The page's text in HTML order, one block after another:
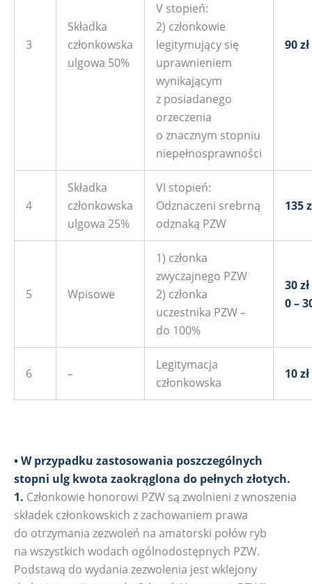
3
Składka
członkowska
ulgowa 50%
V stopień:
2) członkowie
legitymujący się
uprawnieniem
wynikającym
z posiadanego
orzeczenia
o znacznym stopniu
niepełnosprawności
90 zł
4
Składka
członkowska
ulgowa 25%
VI stopień:
Odznaczeni srebrną
odznaką PZW
135
5 Wpisowe
1) członka
zwyczajnego PZW
2) członka
uczestnika PZW –
do 100%
30 zł
0 –
6 –
Legitymacja
członkowska
10 zł
• W przypadku zastosowania poszczególnych
stopni ulg kwota zaokrąglona do pełnych złotych.
1. Członkowie honorowi PZW są zwolnieni z wnoszenia
składek członkowskich z zachowaniem prawa
do otrzymania zezwoleń na amatorski połów ryb
na wszystkich wodach ogólnodostępnych PZW.
Podstawą do wydania zezwolenia jest wklejony